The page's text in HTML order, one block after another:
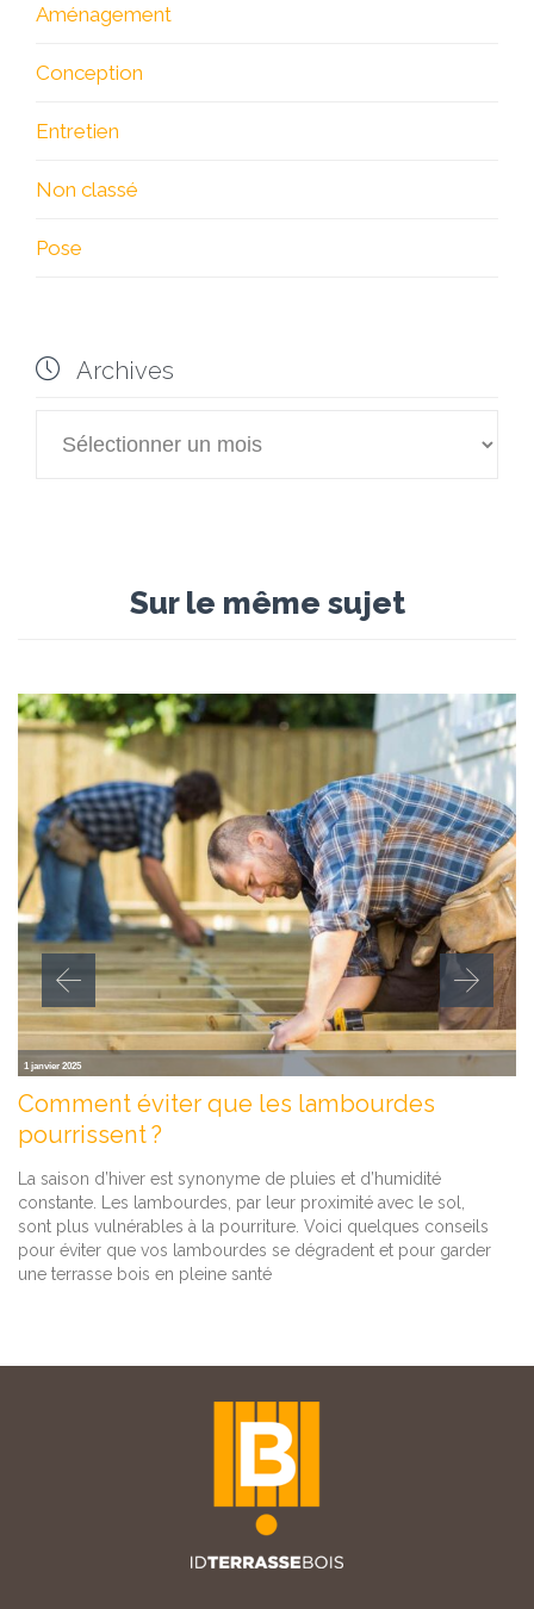
Aménagement
Conception
Entretien
Non classé
Pose
 Archives
Archives
Sur le même sujet
1 janvier 2025
Comment éviter que les lambourdes
pourrissent ?
La saison d’hiver est synonyme de pluies et d’humidité
constante. Les lambourdes, par leur proximité avec le sol,
sont plus vulnérables à la pourriture. Voici quelques conseils
pour éviter que vos lambourdes se dégradent et pour garder
une terrasse bois en pleine santé